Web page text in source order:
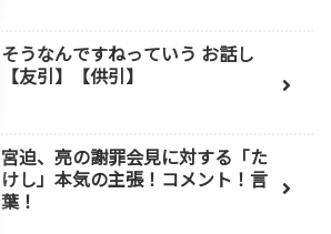
そうなんですねっていう お話し
【友引】【供引】
宮迫、亮の謝罪会見に対する「た
けし」本気の主張！コメント！言
葉！